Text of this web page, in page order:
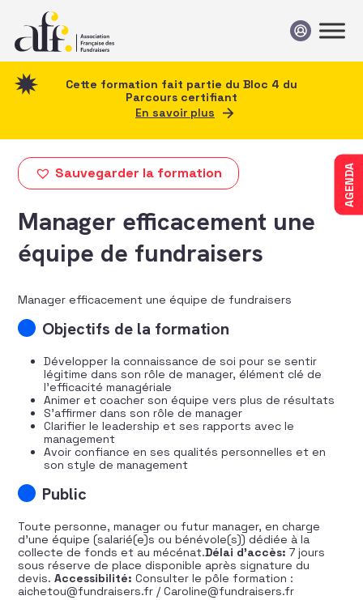
AGENDA
Cette formation fait partie du Bloc 4 du
Parcours certifiant
En savoir plus
Sauvegarder la formation
Manager efficacement une
équipe de fundraisers
Manager efficacement une équipe de fundraisers
Objectifs de la formation
Développer la connaissance de soi pour se sentir
légitime dans son rôle de manager, élément clé de
l’efficacité managériale
Animer et coacher son équipe vers plus de résultats
S’affirmer dans son rôle de manager
Clarifier le leadership et ses rapports avec le
management
Avoir confiance en ses qualités personnelles et en
son style de management
Public
Toute personne, manager ou futur manager, en charge
d’une équipe (salarié(e)s ou bénévole(s)) dédiée à la
collecte de fonds et au mécénat.Délai d’accès: 7 jours
sous réserve de place disponible après signature du
devis.Accessibilité: Consulter le pôle formation :
aichetou@fundraisers.fr / Caroline@fundraisers.fr